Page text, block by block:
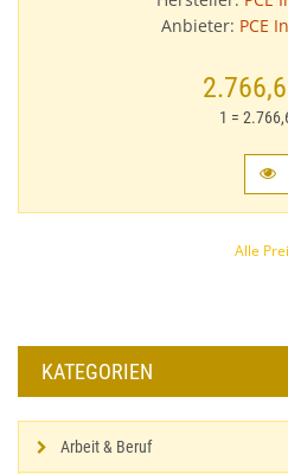
Anbieter: PCE
1 =
Alle
KATEGORIEN
Arbeit & Beruf